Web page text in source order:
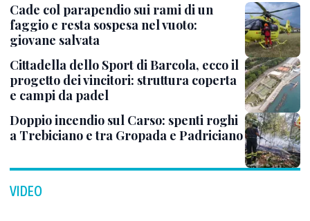
Cade col parapendio sui rami di un
faggio e resta sospesa nel vuoto:
giovane salvata
Cittadella dello Sport di Barcola, ecco il
progetto dei vincitori: struttura coperta
e campi da padel
Doppio incendio sul Carso: spenti roghi
a Trebiciano e tra Gropada e Padriciano
VIDEO